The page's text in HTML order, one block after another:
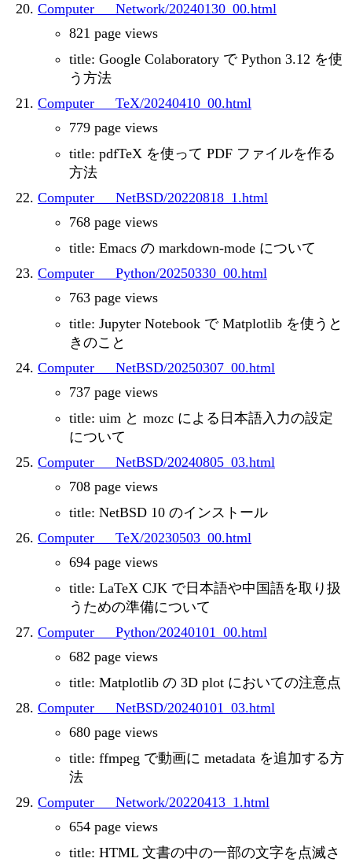
Computer___Network/20240130_00.html
821 page views
title: Google Colaboratory で Python 3.12 を使
う方法
Computer___TeX/20240410_00.html
779 page views
title: pdfTeX を使って PDF ファイルを作る
方法
Computer___NetBSD/20220818_1.html
768 page views
title: Emacs の markdown-mode について
Computer___Python/20250330_00.html
763 page views
title: Jupyter Notebook で Matplotlib を使うと
きのこと
Computer___NetBSD/20250307_00.html
737 page views
title: uim と mozc による日本語入力の設定
について
Computer___NetBSD/20240805_03.html
708 page views
title: NetBSD 10 のインストール
Computer___TeX/20230503_00.html
694 page views
title: LaTeX CJK で日本語や中国語を取り扱
うための準備について
Computer___Python/20240101_00.html
682 page views
title: Matplotlib の 3D plot においての注意点
Computer___NetBSD/20240101_03.html
680 page views
title: ffmpeg で動画に metadata を追加する方
法
Computer___Network/20220413_1.html
654 page views
title: HTML 文書の中の一部の文字を点滅さ